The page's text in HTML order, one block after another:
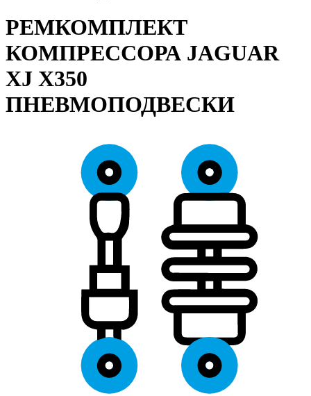
РЕМКОМПЛЕКТ
КОМПРЕССОРА JAGUAR
XJ X350
ПНЕВМОПОДВЕСКИ